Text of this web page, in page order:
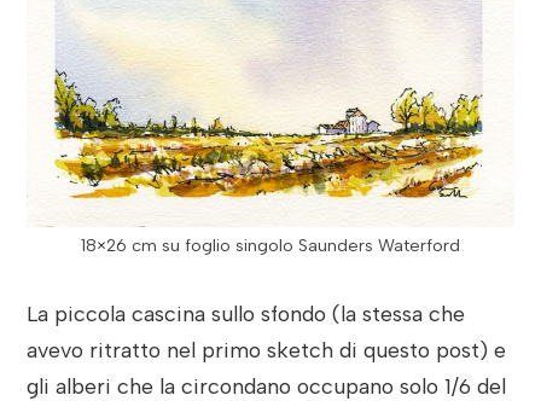
18×26 cm su foglio singolo Saunders Waterford
La piccola cascina sullo sfondo (la stessa che
avevo ritratto nel primo sketch di questo post) e
gli alberi che la circondano occupano solo 1/6 del